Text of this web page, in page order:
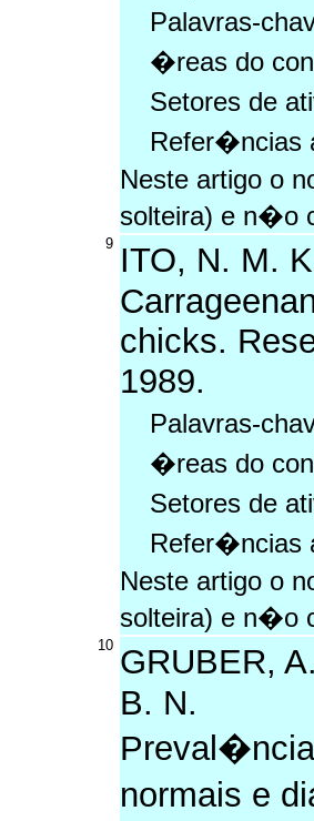
Palavras-
�reas do
Setores de
Refer�ncias
Neste artigo o
solteira) e n�o
9 ITO, N. M.
chicks.
1989.
Palavras-
�reas do
Setores de
Refer�ncias
Neste artigo o
solteira) e n�o
10 GRUBER,
B. N.
normais e